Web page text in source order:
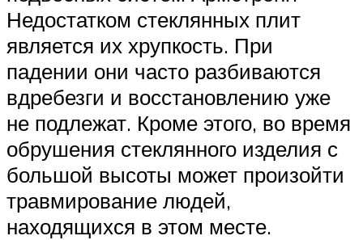
Недостатком стеклянных плит
является их хрупкость. При
падении они часто разбиваются
вдребезги и восстановлению уже
не подлежат. Кроме этого, во время
обрушения стеклянного изделия с
большой высоты может произойти
травмирование людей,
находящихся в этом месте.